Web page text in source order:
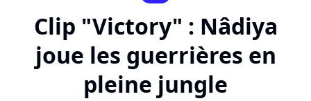
Clip "Victory" : Nâdiya
joue les guerrières en
pleine jungle